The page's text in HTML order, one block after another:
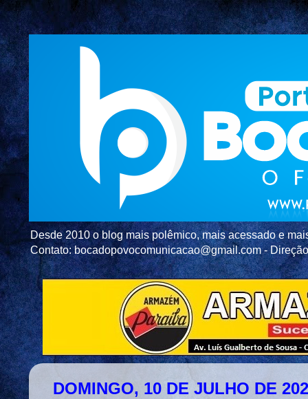
Desde 2010 o blog mais polêmico, mais acessado e
Contato: bocadopovocomunicacao@gmail.com -
DOMINGO, 10 DE JULHO DE